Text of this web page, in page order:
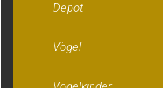
Depot
Vögel